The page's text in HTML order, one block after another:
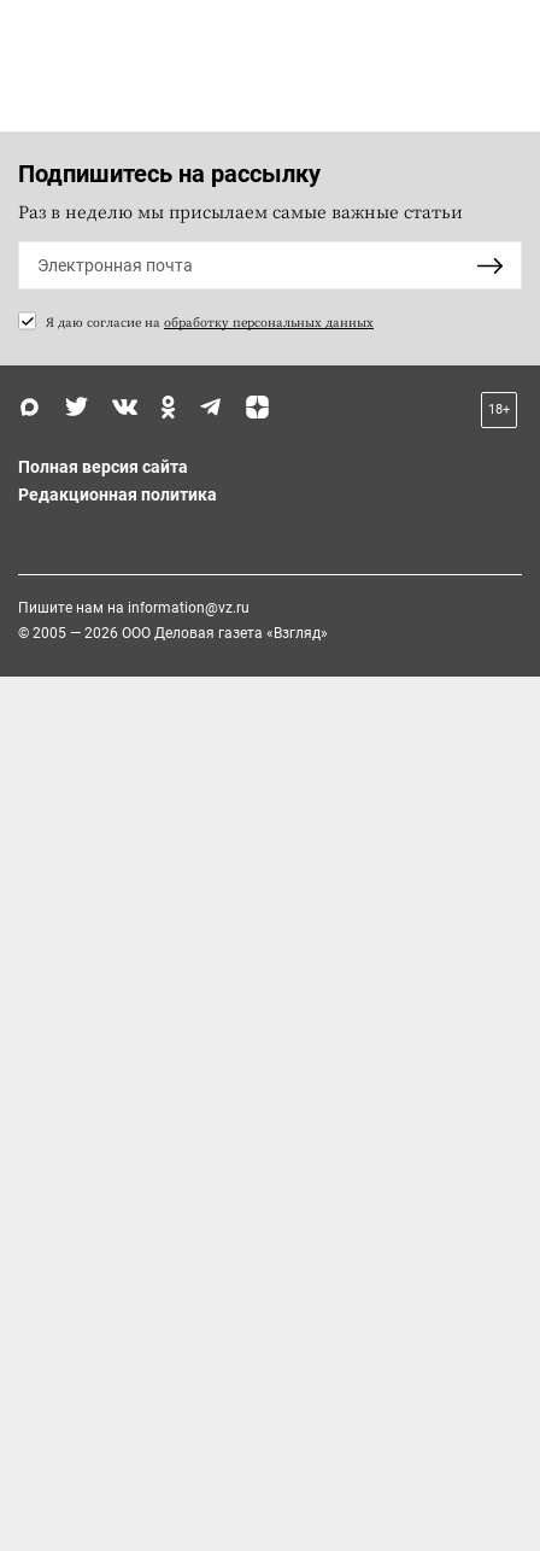
Подпишитесь на рассылку
Раз в неделю мы присылаем самые важные статьи
Я даю согласие на обработку персональных данных
18+
Полная версия сайта
Редакционная политика
Пишите нам на information@vz.ru
© 2005 — 2026 ООО Деловая газета «Взгляд»